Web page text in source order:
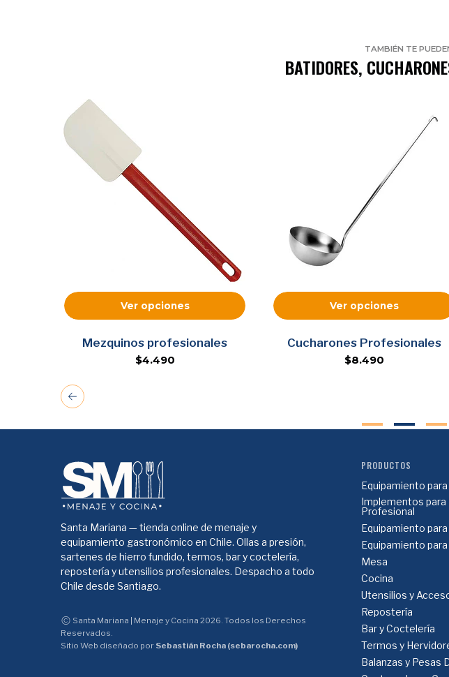
TAMBIÉN TE
BATIDORES,
Ver opciones
Mezquinos profesionales
$4.490
Ver opciones
Cucharones Profesionales
$8.490
Santa Mariana — tienda online de menaje y
equipamiento gastronómico en Chile. Ollas a presión,
sartenes de hierro fundido, termos, bar y coctelería,
repostería y utensilios profesionales. Despacho a todo
Chile desde Santiago.
Santa Mariana | Menaje y Cocina 2026. Todos los Derechos
Reservados.
Sitio Web diseñado por Sebastián Rocha (sebarocha.com)
PRODUCTOS
Equipamiento
Implementos para
Profesional
Equipamiento
Equipamiento
Mesa
Cocina
Utensilios y
Repostería
Bar y Coctelería
Termos y
Balanzas y Pesas